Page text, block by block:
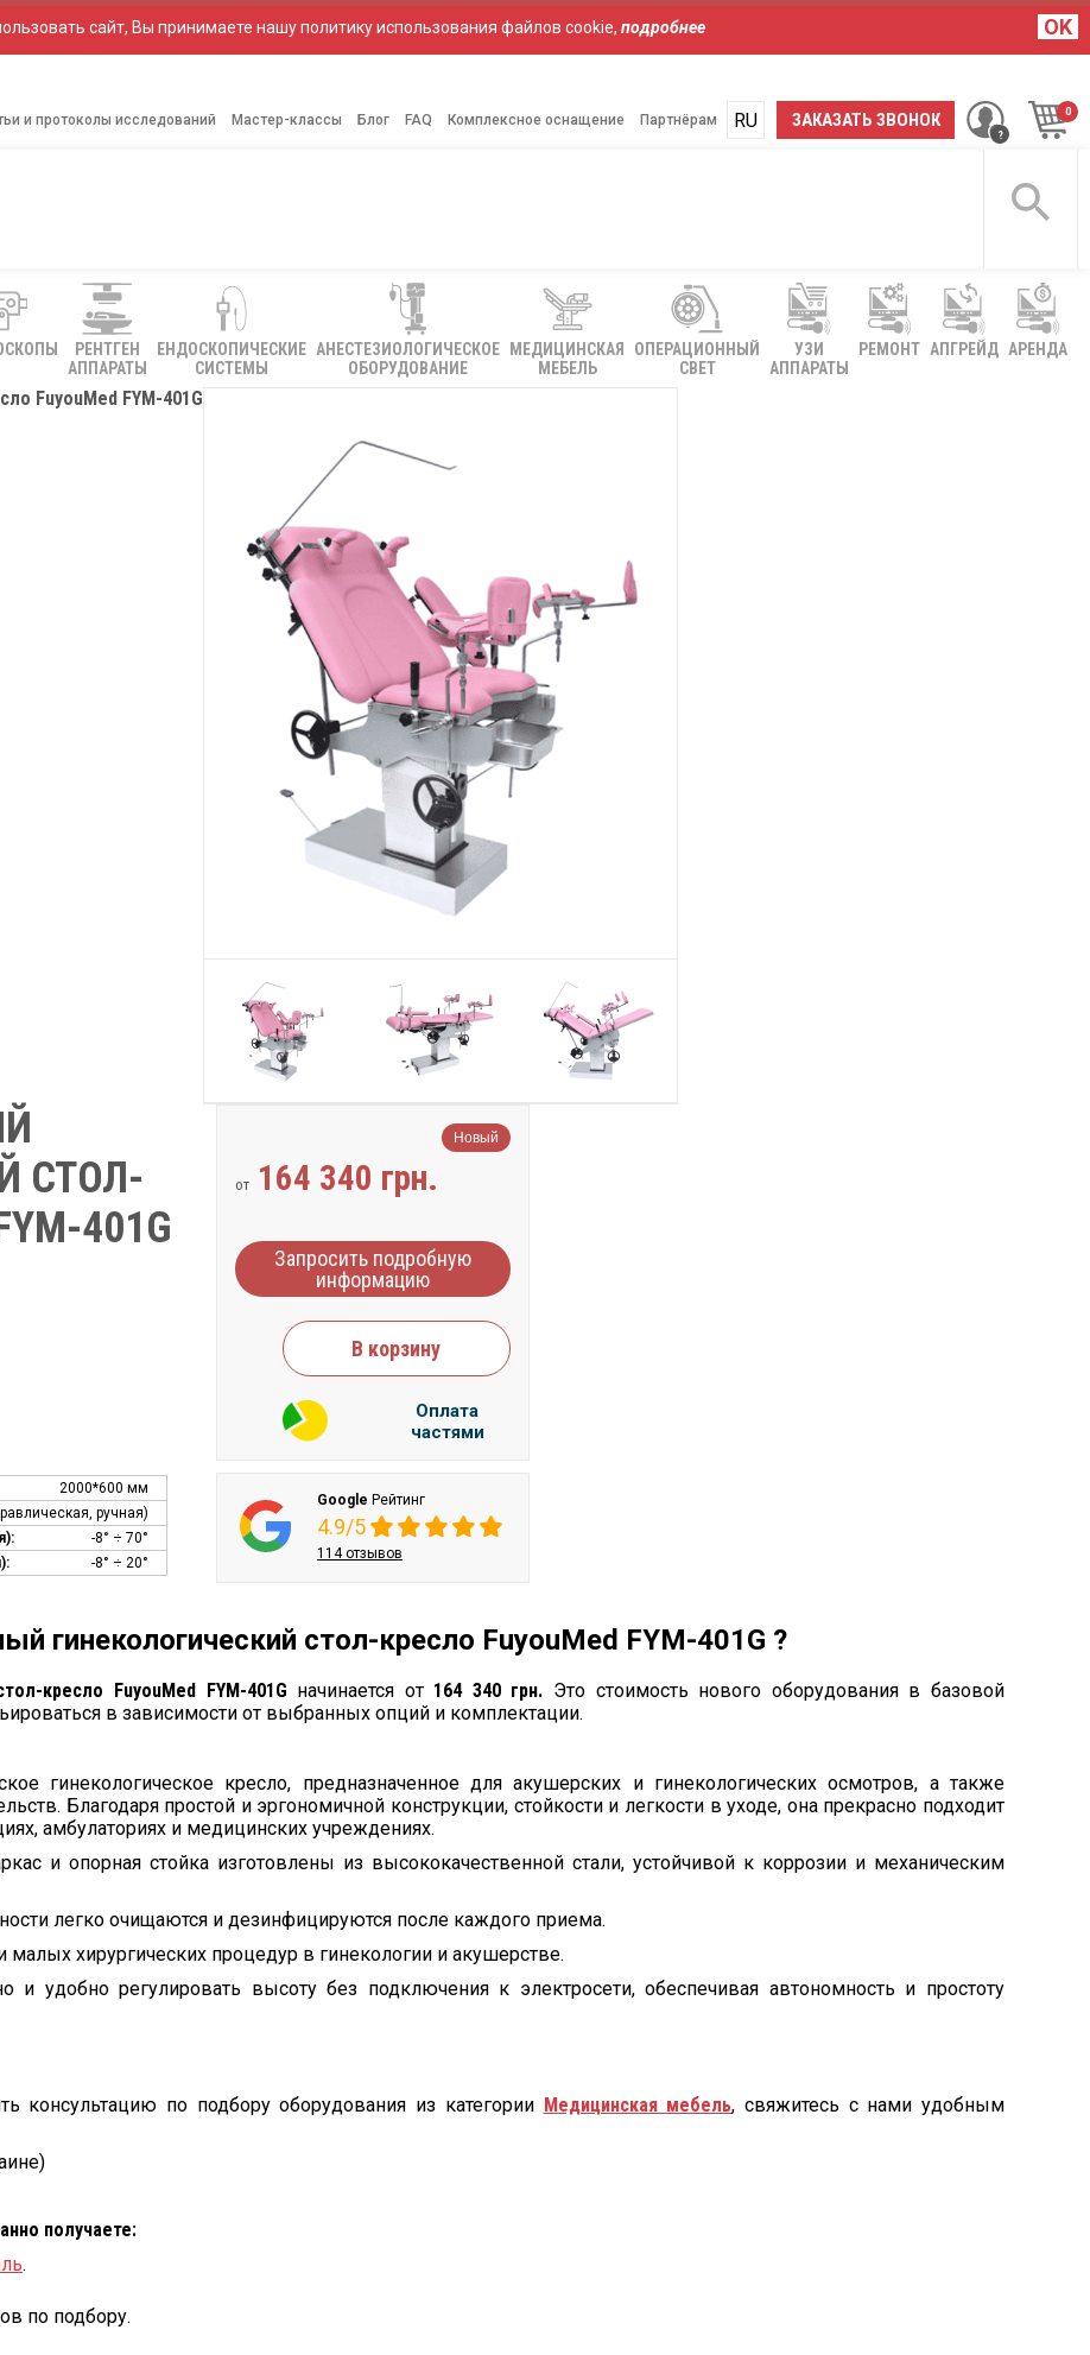
сайт, Вы принимаете нашу политику использования файлов cookie, подробнее OK
и протоколы исследований Мастер-классы Блог FAQ Комплексное оснащение Партнёрам ЗАКАЗАТЬ ЗВОНОК
RU
UA
РЕНТГЕН
АППАРАТЫ
ЕНДОСКОПИЧЕСКИЕ
СИСТЕМЫ
АНЕСТЕЗИОЛОГИЧЕСКОЕ
ОБОРУДОВАНИЕ
МЕДИЦИНСКАЯ
МЕБЕЛЬ
ОПЕРАЦИОННЫЙ
СВЕТ
УЗИ
АППАРАТЫ
РЕМОНТ АПГРЕЙД АРЕНДА
FuyouMed FYM-401G
СТОЛ-
401G
2000*600 мм
ручная)
-8° ÷ 70°
-8° ÷ 20°
Новый
от 164 340 грн.
Запросить подробную
информацию
В корзину
Оплата
частями
Google Рейтинг
4.9/5
114 отзывов
гинекологический стол-кресло FuyouMed FYM-401G ?
кресло FuyouMed FYM-401G начинается от 164 340 грн. Это стоимость нового оборудования в базовой
в зависимости от выбранных опций и комплектации.
гинекологическое кресло, предназначенное для акушерских и гинекологических осмотров, а также
Благодаря простой и эргономичной конструкции, стойкости и легкости в уходе, она прекрасно подходит
амбулаториях и медицинских учреждениях.
и опорная стойка изготовлены из высококачественной стали, устойчивой к коррозии и механическим
легко очищаются и дезинфицируются после каждого приема.
малых хирургических процедур в гинекологии и акушерстве.
и удобно регулировать высоту без подключения к электросети, обеспечивая автономность и простоту
консультацию по подбору оборудования из категории Медицинская мебель, свяжитесь с нами удобным
получаете:
.
по подбору.